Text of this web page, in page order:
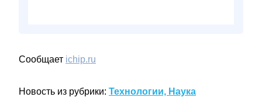
Сообщает ichip.ru
Новость из рубрики: Технологии, Наука